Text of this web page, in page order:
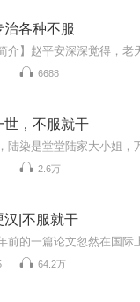
治各种不服
6688
世，不服就干
2.6万
汉|不服就干
64.2万